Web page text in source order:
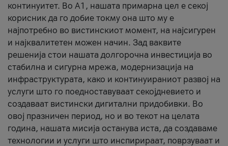
континуитет. Во А1, нашата примарна цел е секој
корисник да го добие токму она што му е
најпотребно во вистинскиот момент, на најсигурен
и најквалитетен можен начин. Зад ваквите
решенија стои нашата долгорочна инвестиција во
стабилна и сигурна мрежа, модернизација на
инфраструктурата, како и континуираниот развој на
услуги што го поедноставуваат секојдневието и
создаваат вистински дигитални придобивки. Во
овој празничен период, но и во текот на целата
година, нашата мисија останува иста, да создаваме
технологии и услуги што инспирираат, поврзуваат и